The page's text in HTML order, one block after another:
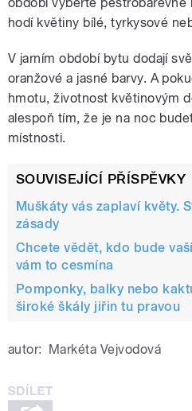
hodí květiny bílé, tyrkysové
V jarním období bytu dodají
oranžové a jasné barvy. A
hmotu, životnost květinovým
alespoň tím, že je na noc
místnosti.
SOUVISEJÍCÍ PŘÍSPĚVKY
Muškáty vás zaplaví květy.
zásady
Chcete vědět, kdo bude
vám to cesmína
Pomponky, balky nebo
široké škály jiřin tu pravou
autor: Markéta Vejvodová